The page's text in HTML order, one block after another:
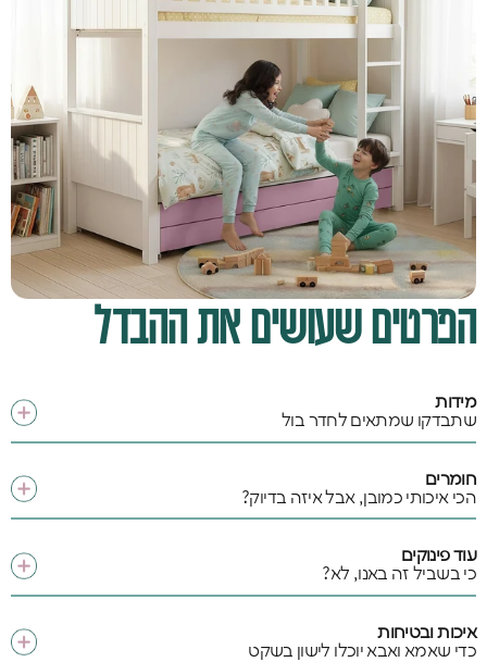
הפרטים שעושים את ההבדל
מידות
שתבדקו שמתאים לחדר בול
חומרים
הכי איכותי כמובן, אבל איזה בדיוק?
עוד פינוקים
כי בשביל זה באנו, לא?
איכות ובטיחות
כדי שאמא ואבא יוכלו לישון בשקט